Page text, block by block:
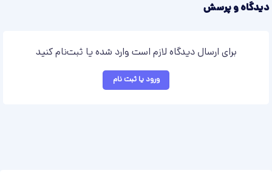
دیدگاه و پرسش
برای ارسال دیدگاه لازم است وارد شده یا ثبت‌نام کنید
ورود یا ثبت نام